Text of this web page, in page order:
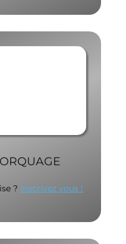
? Inscrivez vous !